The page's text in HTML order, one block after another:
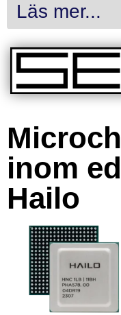
Läs mer...
inom
Hailo